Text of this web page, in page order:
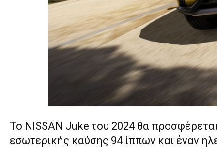
Το NISSAN Juke του 2024 θα
εσωτερικής καύσης 94 ίππων και έναν